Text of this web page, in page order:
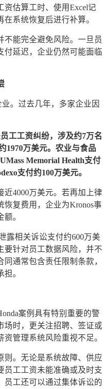
资估算工时、使用Excel记
系统恢复后进行补算。
不能完全避免风险。一旦员
付延迟，企业仍然可能面临
。过去几年，多家企业因
工工资纠纷，涉及约7万名
1970万美元。农业与食品
Memorial Health支付
支付约100万美元。
4000万美元。若再加上律
复费用，企业为Kronos事
。
露相关诉讼支付约600万美
要针对员工数据风险，并不
同通常包含责任限制条款，
。
案例具有特别重要的警
场时，更关注招聘、签证或
管理系统风险重视不足。
则。无论是系统故障、供应
员工工资未能准确或及时支
员工还可以通过集体诉讼的